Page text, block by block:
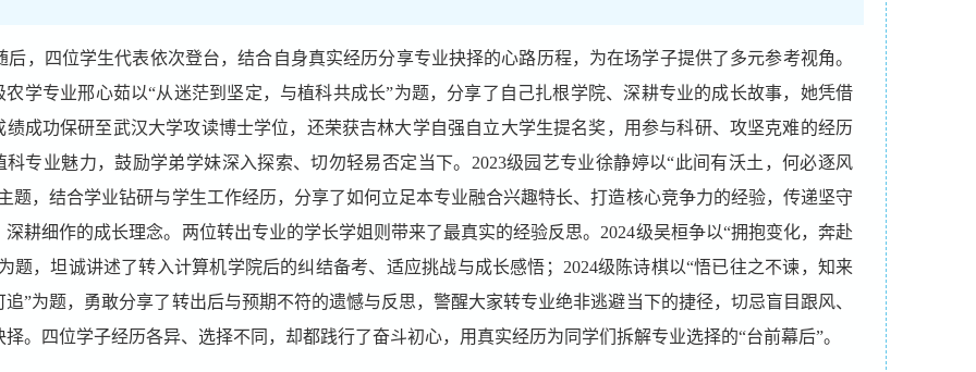
后，四位学生代表依次登台，结合自身真实经历分享专业抉择的心路历程，为在场学子提供了多元参考视角。
农学专业邢心茹以“从迷茫到坚定，与植科共成长”为题，分享了自己扎根学院、深耕专业的成长故事，她凭借
绩成功保研至武汉大学攻读博士学位，还荣获吉林大学自强自立大学生提名奖，用参与科研、攻坚克难的经历
科专业魅力，鼓励学弟学妹深入探索、切勿轻易否定当下。2023级园艺专业徐静婷以“此间有沃土，何必逐风
题，结合学业钻研与学生工作经历，分享了如何立足本专业融合兴趣特长、打造核心竞争力的经验，传递坚守
深耕细作的成长理念。两位转出专业的学长学姐则带来了最真实的经验反思。2024级吴桓争以“拥抱变化，奔赴
题，坦诚讲述了转入计算机学院后的纠结备考、适应挑战与成长感悟；2024级陈诗棋以“悟已往之不谏，知来
追”为题，勇敢分享了转出后与预期不符的遗憾与反思，警醒大家转专业绝非逃避当下的捷径，切忌盲目跟风、
择。四位学子经历各异、选择不同，却都践行了奋斗初心，用真实经历为同学们拆解专业选择的“台前幕后”。